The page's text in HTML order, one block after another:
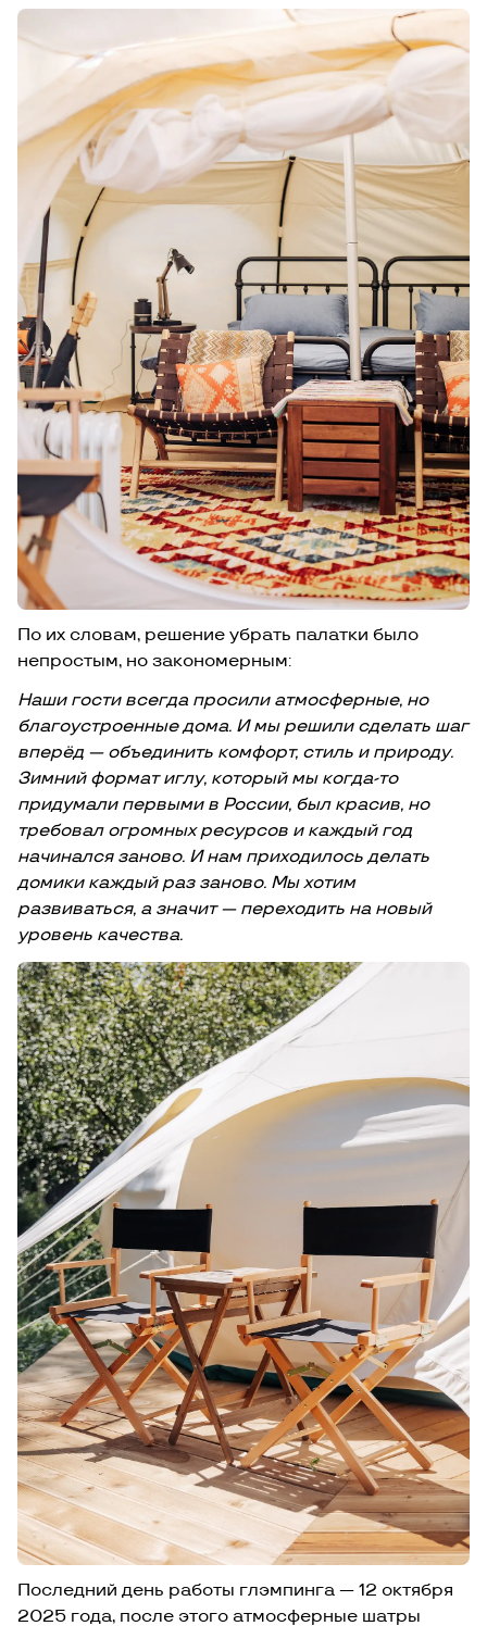
По их словам, решение убрать палатки было
непростым, но закономерным:
Наши гости всегда просили атмосферные, но
благоустроенные дома. И мы решили сделать шаг
вперёд — объединить комфорт, стиль и природу.
Зимний формат иглу, который мы когда-то
придумали первыми в России, был красив, но
требовал огромных ресурсов и каждый год
начинался заново. И нам приходилось делать
домики каждый раз заново. Мы хотим
развиваться, а значит — переходить на новый
уровень качества.
Последний день работы глэмпинга — 12 октября
2025 года, после этого атмосферные шатры